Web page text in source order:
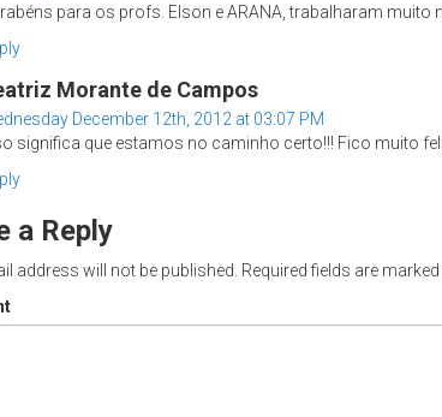
para os profs. Elson e ARANA, trabalharam muito
Morante de Campos
December 12th, 2012 at 03:07 PM
significa que estamos no caminho certo!!! Fico muito
a Reply
address will not be published. Required fields are marked